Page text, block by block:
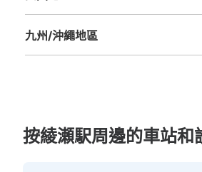
九州/沖繩地區
按綾瀬駅周邊的車站和